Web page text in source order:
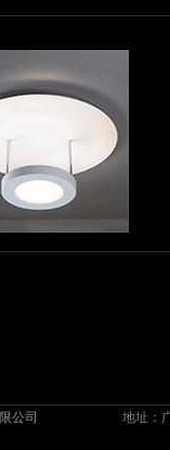
公司 地址：